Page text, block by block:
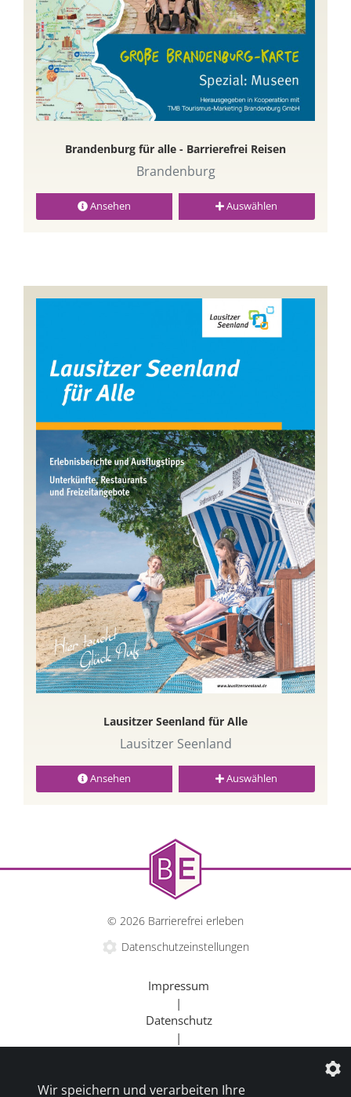
Brandenburg für alle - Barrierefrei Reisen
Brandenburg
Ansehen Auswählen
Lausitzer Seenland für Alle
Lausitzer Seenland
Ansehen Auswählen
© 2026 Barrierefrei erleben
Datenschutzeinstellungen
Impressum
|
Datenschutz
|
Beratung
Wir speichern und verarbeiten Ihre